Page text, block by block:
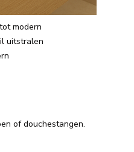
modern
uitstralen
of douchestangen.